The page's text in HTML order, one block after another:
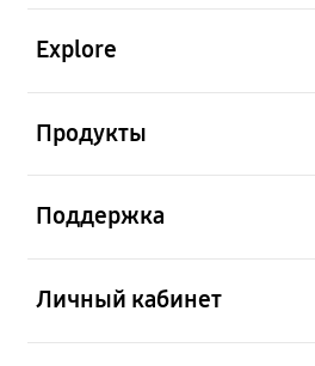
Explore
Продукты
Поддержка
Личный кабинет